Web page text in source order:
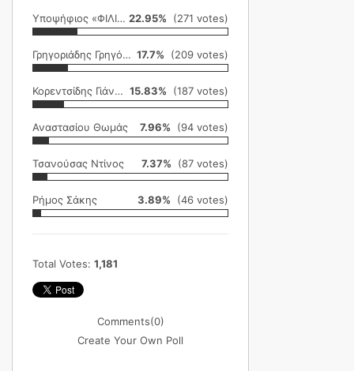
Υποψήφιος «ΦΙΛΙΚΗ ΕΤΑΙΡΕΙΑ» 22.95% (271 votes)
Γρηγοριάδης Γρηγόρης 17.7% (209 votes)
Κορεντσίδης Γιάννης 15.83% (187 votes)
Αναστασίου Θωμάς 7.96% (94 votes)
Τσανούσας Ντίνος 7.37% (87 votes)
Ρήμος Σάκης 3.89% (46 votes)
Total Votes: 1,181
Comments(0)
Create Your Own Poll